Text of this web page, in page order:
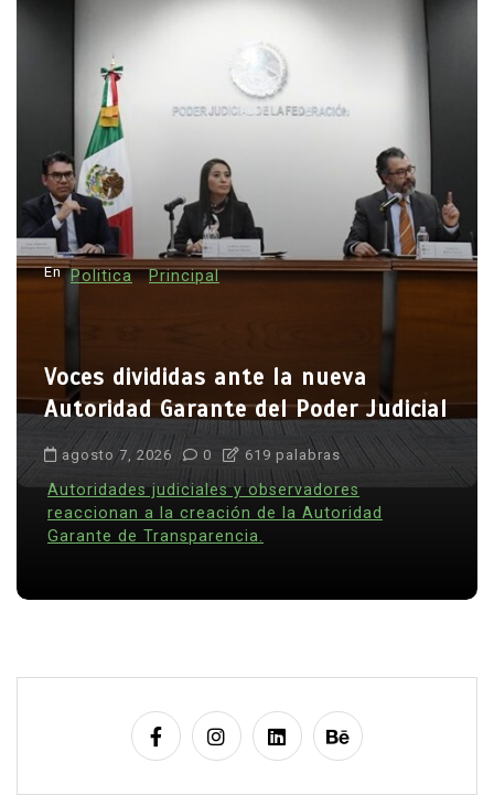
n
d
t
d
En Politica Principal
Voces divididas ante la nueva
Autoridad Garante del Poder Judicial
agosto 7, 2026 0 619 palabras
Autoridades judiciales y observadores
reaccionan a la creación de la Autoridad
Garante de Transparencia.